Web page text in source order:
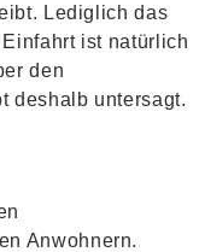
Lediglich das
ist natürlich
den
deshalb untersagt.
Anwohnern.